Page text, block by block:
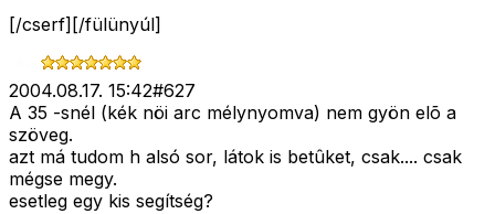
[/cserf][/fülünyúl]
2004.08.17. 15:42#627
A 35 -snél (kék nöi arc mélynyomva) nem gyön elõ a
szöveg.
azt má tudom h alsó sor, látok is betûket, csak.... csak
mégse megy.
esetleg egy kis segítség?